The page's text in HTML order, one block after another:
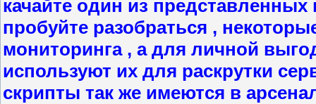
качайте один из представленных
пробуйте разобраться ,
мониторинга , а для личной
используют их для раскрутки
скрипты так же имеются в